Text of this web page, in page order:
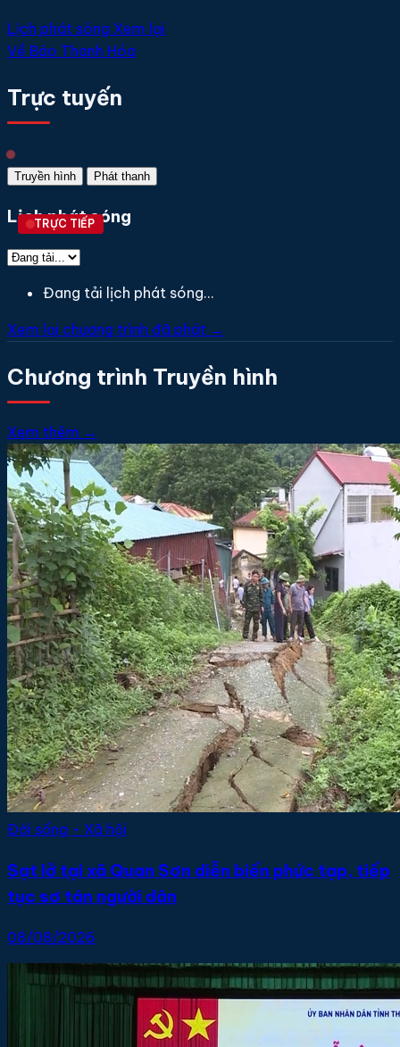
Lịch phát sóng Xem lại
Về Báo Thanh Hóa
Trực tuyến
Truyền hình Phát thanh
TRỰC TIẾP
Lịch phát sóng
Đang tải lịch phát sóng...
Xem lại chương trình đã phát →
Chương trình Truyền hình
Xem thêm →
Đời sống - Xã hội
Sạt lở tại xã Quan Sơn diễn biến phức tạp, tiếp
tục sơ tán người dân
08/08/2026